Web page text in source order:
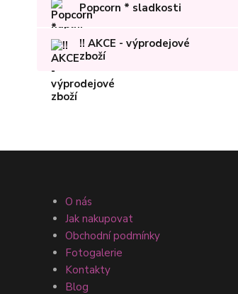
Popcorn * sladkosti
!! AKCE - výprodejové
zboží
O nás
Jak nakupovat
Obchodní podmínky
Fotogalerie
Kontakty
Blog